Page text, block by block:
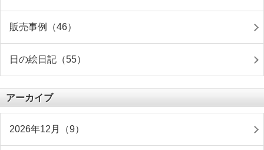
販売事例（46）
日の絵日記（55）
アーカイブ
2026年12月（9）